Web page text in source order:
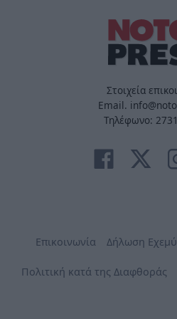
Στοιχεία
Email.
Τηλέφωνο:
Επικοινωνία Δήλωση
Πολιτική κατά της Διαφθοράς